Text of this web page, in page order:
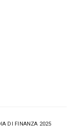
DI FINANZA 2025